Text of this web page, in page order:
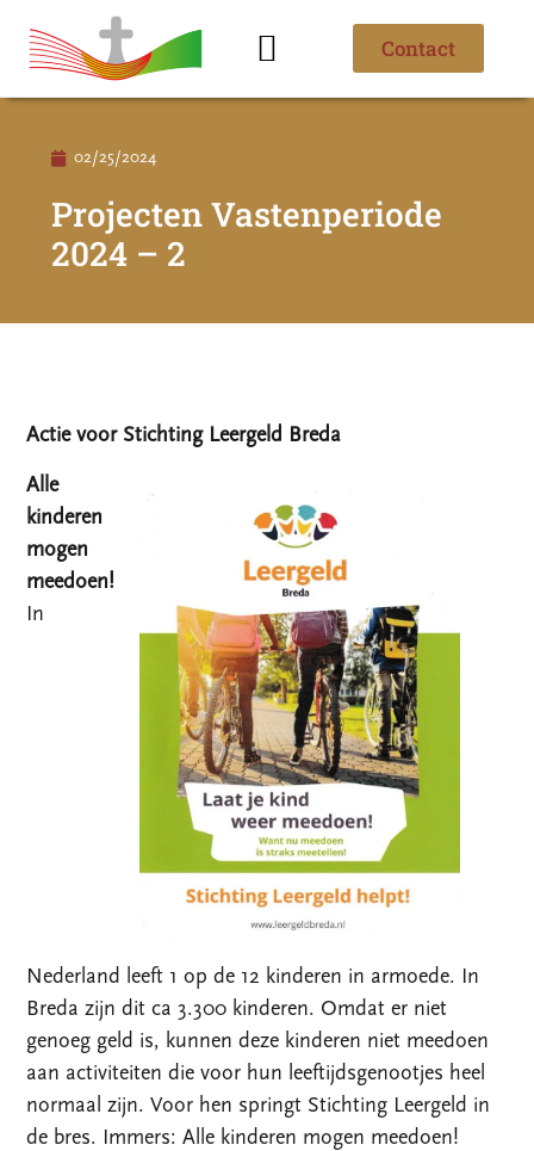
Contact
02/25/2024
Projecten Vastenperiode
2024 – 2
Actie voor Stichting Leergeld Breda
Alle
kinderen
mogen
meedoen!
In
Nederland leeft 1 op de 12 kinderen in armoede. In
Breda zijn dit ca 3.300 kinderen. Omdat er niet
genoeg geld is, kunnen deze kinderen niet meedoen
aan activiteiten die voor hun leeftijdsgenootjes heel
normaal zijn. Voor hen springt Stichting Leergeld in
de bres. Immers: Alle kinderen mogen meedoen!